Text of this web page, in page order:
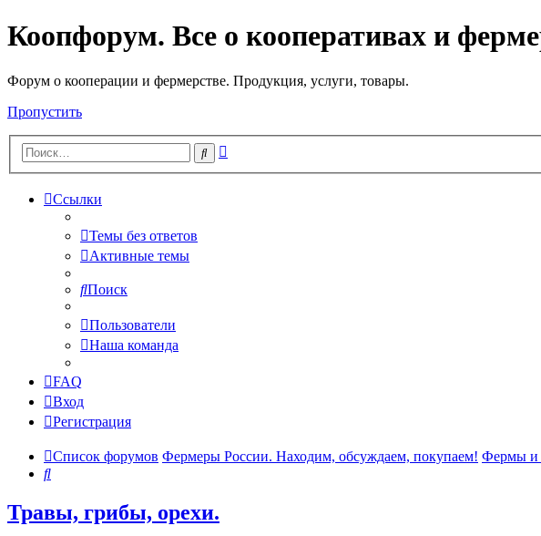
Коопфорум. Все о кооперативах и
Форум о кооперации и фермерстве. Продукция, услуги, товары.
Пропустить
Поиск
Ссылки
Темы без ответов
Активные темы
Поиск
Пользователи
Наша команда
FAQ
Вход
Регистрация
Список форумов Фермеры России. Находим, обсуждаем, покупаем! Фермы и
Поиск
Травы, грибы, орехи.